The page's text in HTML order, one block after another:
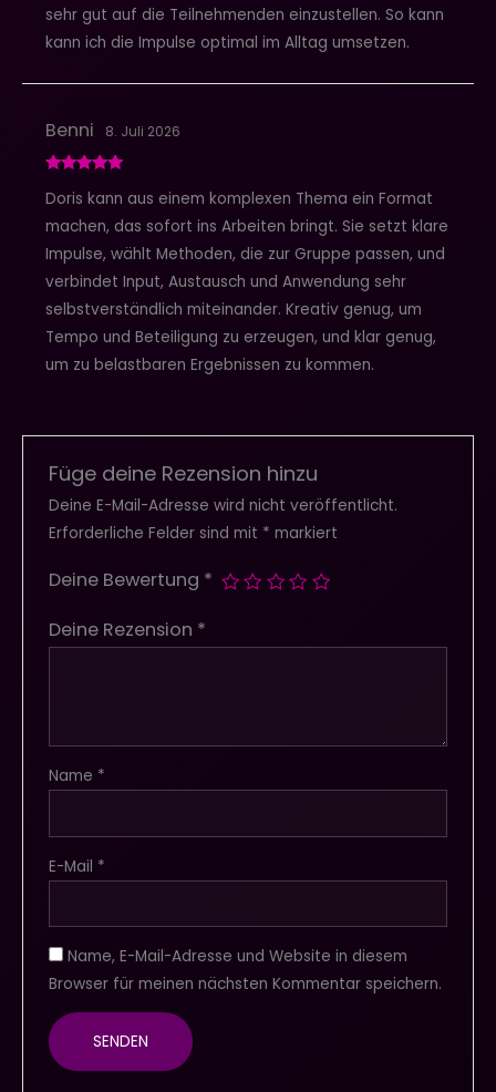
sehr gut auf die Teilnehmenden einzustellen. So kann
kann ich die Impulse optimal im Alltag umsetzen.
5von 5
Benni 8. Juli 2026
Doris kann aus einem komplexen Thema ein Format
machen, das sofort ins Arbeiten bringt. Sie setzt klare
Impulse, wählt Methoden, die zur Gruppe passen, und
verbindet Input, Austausch und Anwendung sehr
selbstverständlich miteinander. Kreativ genug, um
Tempo und Beteiligung zu erzeugen, und klar genug,
um zu belastbaren Ergebnissen zu kommen.
Füge deine Rezension hinzu
Deine E-Mail-Adresse wird nicht veröffentlicht.
Erforderliche Felder sind mit * markiert
Deine Bewertung *
Deine Rezension *
Name *
E-Mail *
Name, E-Mail-Adresse und Website in diesem
Browser für meinen nächsten Kommentar speichern.